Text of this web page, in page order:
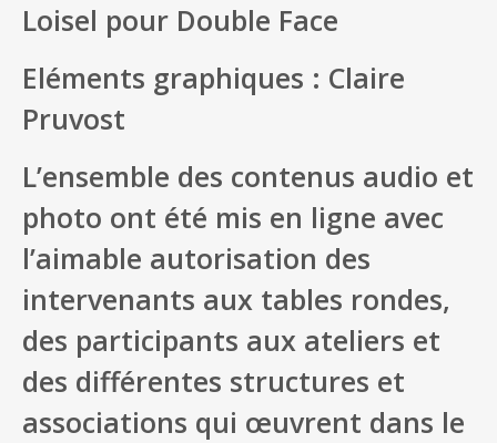
Loisel pour Double Face
Eléments graphiques : Claire
Pruvost
L’ensemble des contenus audio et
photo ont été mis en ligne avec
l’aimable autorisation des
intervenants aux tables rondes,
des participants aux ateliers et
des différentes structures et
associations qui œuvrent dans le